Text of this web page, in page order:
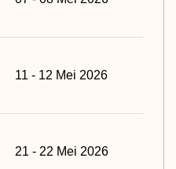
11 - 12 Mei 2026
21 - 22 Mei 2026